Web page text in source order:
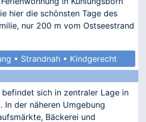
hier die schönsten Tage des
nur 200 m vom Ostseestrand
• Strandnah • Kindgerecht
befindet sich in zentraler Lage in
In der näheren Umgebung
Bäckerei und